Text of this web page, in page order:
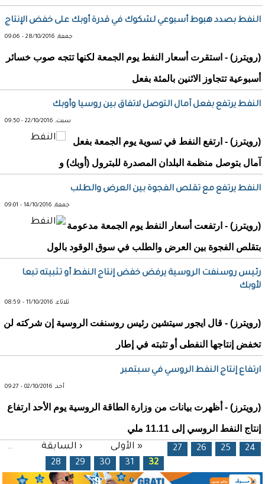
النفط بصدد هبوط أسبوعي لشكوك في قدرة أوبك على خفض الإنتاج
جمعة, 28/10/2016 - 09:06
(رويترز) - استقرت أسعار النفط يوم الجمعة لكنها تتجه صوب خسائر
أسبوعية تتجاوز الاثنين بالمئة بفعل
النفط يرتفع بفعل آمال التوصل لاتفاق بين روسيا وأوبك
سبت, 22/10/2016 - 09:50
(رويترز) - ارتفع النفط في تسوية يوم الجمعة بفعل
آمال بتوصل منظمة البلدان المصدرة للبترول (أوبك) و
النفط يرتفع مع تقلص الفجوة بين العرض والطلب
جمعة, 14/10/2016 - 09:01
(رويترز) - ارتفعت أسعار النفط يوم الجمعة مدعومة
بتقلص الفجوة بين العرض والطلب في سوق الوقود بالول
رئيس روسنفت الروسية يرفض خفض إنتاج النفط أو تثبيته تبعا
لأوبك
ثلاثاء, 11/10/2016 - 08:59
(رويترز) - قال ايجور سيتشين رئيس روسنفت الروسية إن شركته لن
تخفض إنتاجها النفطى أو تثبته في إطار
ارتفاع إنتاج النفط الروسي في سبتمبر
أحد, 02/10/2016 - 09:27
(رويترز) - أظهرت بيانات من وزارة الطاقة الروسية يوم الأحد ارتفاع
إنتاج النفط الروسي إلى 11.11 ملي
الصفحات
« الأولى ‹ السابقة … 24
25
26
27
28
29 30 31 32